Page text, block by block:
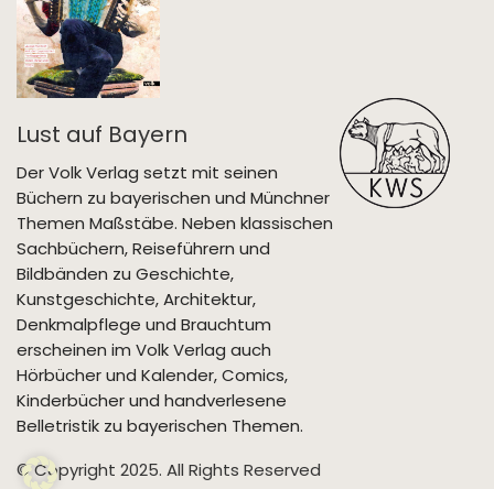
Lust auf Bayern
Der Volk Verlag setzt mit seinen
Büchern zu bayerischen und Münchner
Themen Maßstäbe. Neben klassischen
Sachbüchern, Reiseführern und
Bildbänden zu Geschichte,
Kunstgeschichte, Architektur,
Denkmalpflege und Brauchtum
erscheinen im Volk Verlag auch
Hörbücher und Kalender, Comics,
Kinderbücher und handverlesene
Belletristik zu bayerischen Themen.
© Copyright 2025. All Rights Reserved